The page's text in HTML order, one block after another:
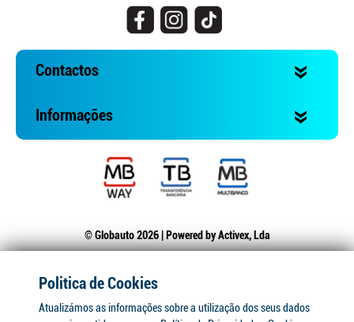
Contactos
Informações
© Globauto 2026 | Powered byActivex, Lda
Politica de Cookies
Atualizámos as informações sobre a utilização dos seus dados